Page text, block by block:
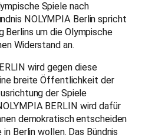
Spiele nach
NOLYMPIA Berlin spricht
Berlins um die Olympische
Widerstand an.
wird gegen diese
breite Öffentlichkeit der
der Spiele
BERLIN wird dafür
demokratisch entscheiden
Berlin wollen. Das Bündnis